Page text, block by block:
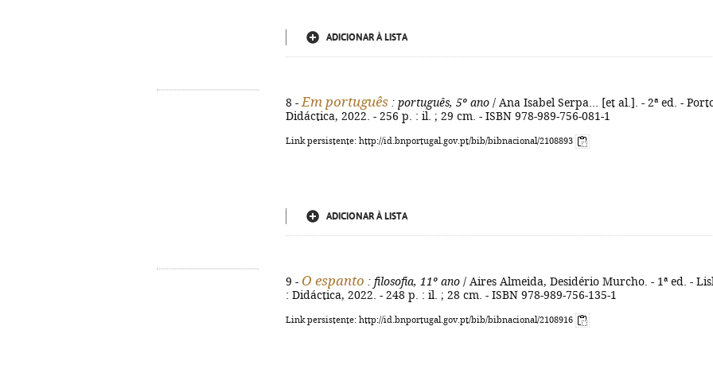
ADICIONAR À LISTA
8 - Em português : português, 5º ano / Ana Isabel Serpa... [et al.]. - 2ª ed. -
Didáctica, 2022. - 256 p. : il. ; 29 cm. - ISBN 978-989-756-081-1
Link persistente: http://id.bnportugal.gov.pt/bib/bibnacional/2108893
ADICIONAR À LISTA
9 - O espanto : filosofia, 11º ano / Aires Almeida, Desidério Murcho. - 1ª ed. -
: Didáctica, 2022. - 248 p. : il. ; 28 cm. - ISBN 978-989-756-135-1
Link persistente: http://id.bnportugal.gov.pt/bib/bibnacional/2108916